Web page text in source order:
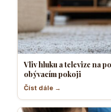
Vliv hluku a televize na
obývacím pokoji
Číst dále →